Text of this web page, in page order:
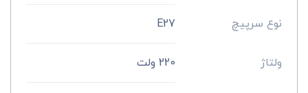
نوع سرپیچ E27
ولتاژ 220 ولت